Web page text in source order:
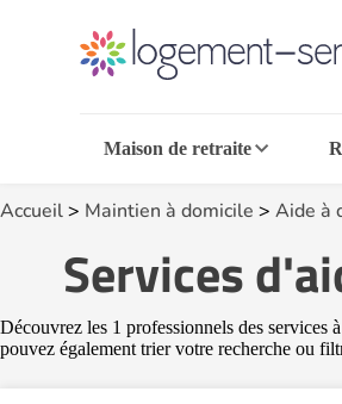
Maison de retraite
Accueil> Maintien à domicile > Aide à
Services
Découvrez les 1 professionnels des services
pouvez également trier votre recherche ou